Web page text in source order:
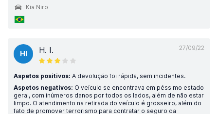
Kia Niro
27/09/22
HI H. I.
Aspetos positivos: A devolução foi rápida, sem incidentes.
Aspetos negativos: O veículo se encontrava em péssimo estado
geral, com inúmeros danos por todos os lados, além de não estar
limpo. O atendimento na retirada do veículo é grosseiro, além do
fato de promover terrorismo para contratar o seguro da